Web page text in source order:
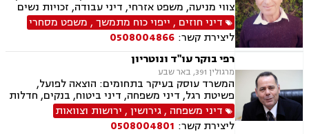
צווי מניעה, משפט אזרחי, דיני עבודה, זכויות נשים
בהריון, תביעות ביטוח ונזקי רכוש, ביטוח סיעודי,
דיני פנסיה, מקרקעין ונדל"ן, תכנון ובניה, דיור מוגן,
ליקויי בניה, עזקאות מכר דירה, פינוי מושכר, רשות
מקרקעי ישראל, צווי הריסה, דיני משפחה, ידועים
בציבור, אפוטרופסות, הסכמי ממון, גירושין, חלוקת
רכוש, מעמד אישי, דיני חברות, הוצאה לפועל,
מחיקת רישום פלילי, תעבורה, פש"ר, חדלות פירעון,
לשון הרע, ירושות וצוואות, נוטריון, נוטריון אנגלית
דיני חוזים , ייפוי כוח מתמשך, משפט מסחרי
ליצירת קשר: 0508004866
רפי בוקר עו"ד ונוטריון
מרגולין 391, באר שבע
המשרד עוסק בעיקר בתחומים: הוצאה לפועל,
פשיטת רגל, דיני משפחה, דיני ביטוח, בנקים, חדלות
פירעון, נזיקין, נזקי גוף, תאונות דרכים, תאונות
עבודה, תאונות ספורט, תאונות עקב רשלנות, נוטריון
דיני משפחה ,גירושין, ירושות וצוואות
ליצירת קשר: 0508004801